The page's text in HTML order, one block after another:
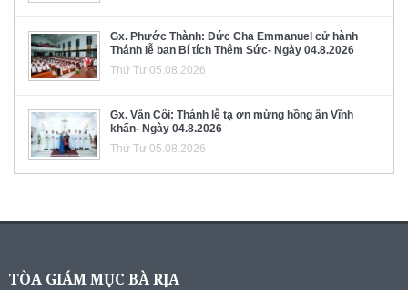
Gx. Phước Thành: Đức Cha Emmanuel cử hành
Thánh lễ ban Bí tích Thêm Sức- Ngày 04.8.2026
Thứ Tư 05.08.2026
Gx. Văn Côi: Thánh lễ tạ ơn mừng hồng ân Vĩnh
khấn- Ngày 04.8.2026
Thứ Tư 05.08.2026
TÒA GIÁM MỤC BÀ RỊA